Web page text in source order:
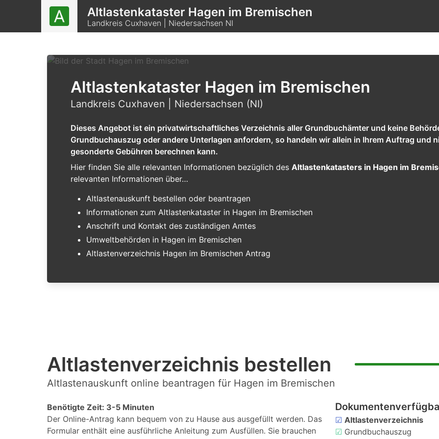
Altlastenkataster Hagen im Bremischen
Landkreis Cuxhaven | Niedersachsen NI
Altlastenkataster Hagen im Bremischen
Landkreis Cuxhaven | Niedersachsen (NI)
Dieses Angebot ist ein privatwirtschaftliches Verzeichnis aller Grundbuchämter und keine
Grundbuchauszug oder andere Unterlagen anfordern, so handeln wir allein in Ihrem Auftrag und
gesonderte Gebühren berechnen kann.
Hier finden Sie alle relevanten Informationen bezüglich des Altlastenkatasters in Hagen im
relevanten Informationen über…
Altlastenauskunft bestellen oder beantragen
Informationen zum Altlastenkataster in Hagen im Bremischen
Anschrift und Kontakt des zuständigen Amtes
Umweltbehörden in Hagen im Bremischen
Altlastenverzeichnis Hagen im Bremischen Antrag
Altlastenverzeichnis bestellen
Altlastenauskunft online beantragen für Hagen im Bremischen
Benötigte Zeit: 3-5 Minuten
Der Online-Antrag kann bequem von zu Hause aus ausgefüllt werden. Das
Formular enthält eine ausführliche Anleitung zum Ausfüllen. Sie brauchen
☑ Altlastenverzeichnis
☑ Grundbuchauszug